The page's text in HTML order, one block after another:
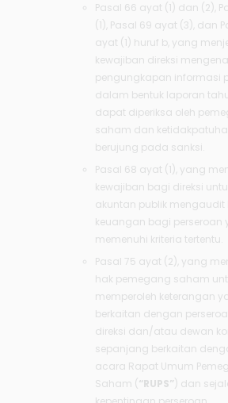
Pasal 66 ayat (1) dan (2),
(1), Pasal 69 ayat (3), dan
ayat (1) huruf b, yang
kewajiban direksi
pengungkapan informasi
dalam bentuk laporan
dapat diperiksa oleh
saham dan
berujung pada sanksi.
Pasal 68 ayat (1), yang
kewajiban bagi direksi
akuntan publik mengaudit
keuangan bagi perseroan
memenuhi kriteria tertentu.
Pasal 75 ayat (2), yang
hak pemegang saham
memperoleh keterangan
berkaitan dengan
direksi dan/atau dewan
sepanjang berkaitan
acara Rapat Umum
Saham (“RUPS” ) dan